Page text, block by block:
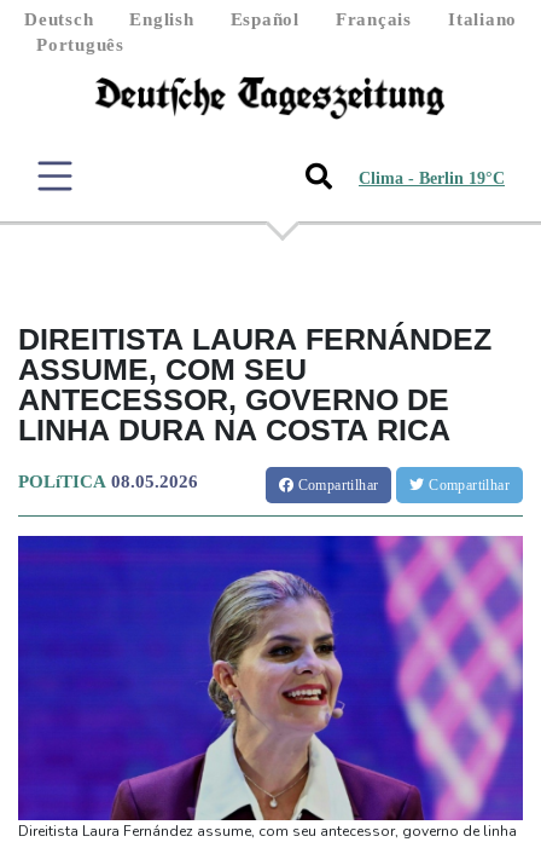
Deutsch English Español Français
Italiano
Português
Clima - Berlin 19°C
DIREITISTA LAURA FERNÁNDEZ
ASSUME, COM SEU
ANTECESSOR, GOVERNO DE
LINHA DURA NA COSTA RICA
POLíTICA 08.05.2026 Compartilhar Compartilhar
Direitista Laura Fernández assume, com seu antecessor, governo de linha